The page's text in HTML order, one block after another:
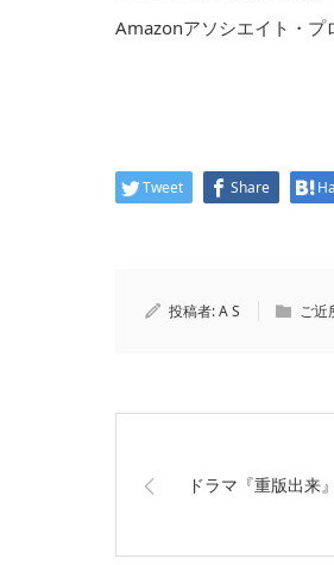
Amazonアソシエイト・プ
Tweet Share
投稿者:A S ご近
ドラマ『重版出来